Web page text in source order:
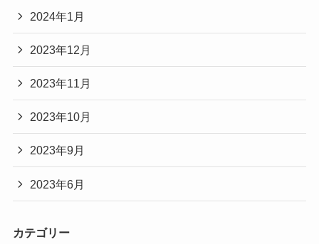
2024年1月
2023年12月
2023年11月
2023年10月
2023年9月
2023年6月
カテゴリー